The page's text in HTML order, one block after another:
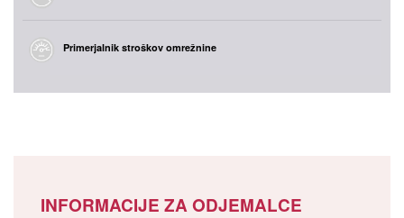
Primerjalnik stroškov omrežnine
INFORMACIJE ZA ODJEMALCE